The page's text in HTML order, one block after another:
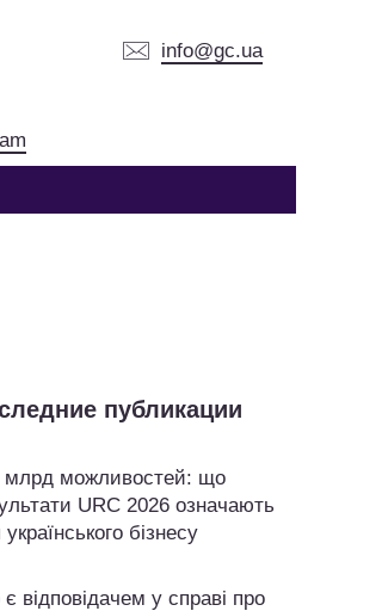
info@gc.ua
публикации
млрд можливостей: що
URC 2026 означають
бізнесу
відповідачем у справі про